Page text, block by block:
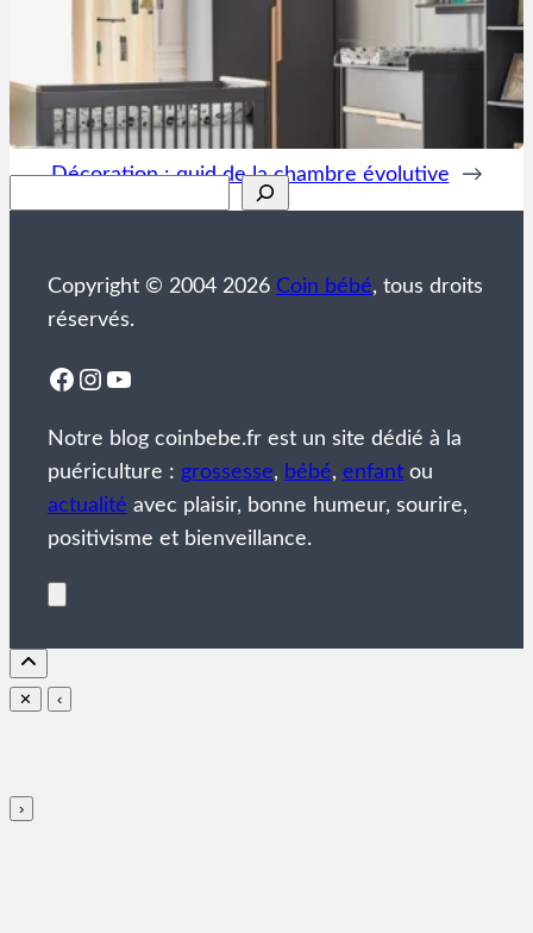
Décoration : quid de la chambre évolutive →
Copyright © 2004 2026 Coin bébé, tous droits
réservés.
Facebook
Instagram
YouTube
Notre blog coinbebe.fr est un site dédié à la
puériculture : grossesse, bébé, enfant ou
actualité avec plaisir, bonne humeur, sourire,
positivisme et bienveillance.
✕ ‹
›